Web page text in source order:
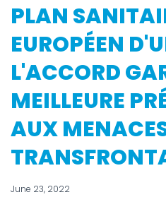
PLAN
EUROPÉEN
L'ACCORD
MEILLEURE
AUX
June 23, 2022